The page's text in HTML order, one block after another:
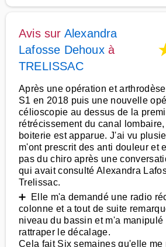
Avis sur Alexandra
Lafosse Dehouxà
TRELISSAC
Après une opération et
S1 en 2018 puis une nouvelle
célioscopie au dessus de la
rétrécissement du canal
boiterie est apparue. J'ai vu
m'ont prescrit des anti douleur et
pas du chiro après une
qui avait consulté Alexandra
Trelissac.
➕ Elle m'a demandé une radio
colonne et a tout de suite
niveau du bassin et m'a
rattraper le décalage.
Cela fait Six semaines qu'elle me